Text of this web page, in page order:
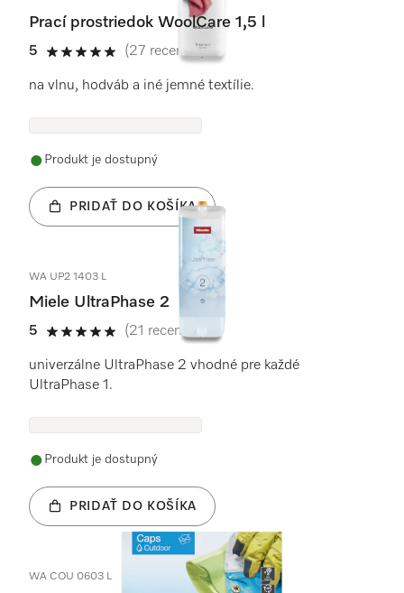
Prací prostriedok WoolCare 1,5 l
5
5 / 5
(27 recenzie)
na vlnu, hodváb a iné jemné textílie.
Produkt je dostupný
PRIDAŤ DO KOŠÍKA
WA UP2 1403 L
Miele UltraPhase 2
5
5 / 5
(21 recenzie)
univerzálne UltraPhase 2 vhodné pre každé
UltraPhase 1.
Produkt je dostupný
PRIDAŤ DO KOŠÍKA
WA COU 0603 L